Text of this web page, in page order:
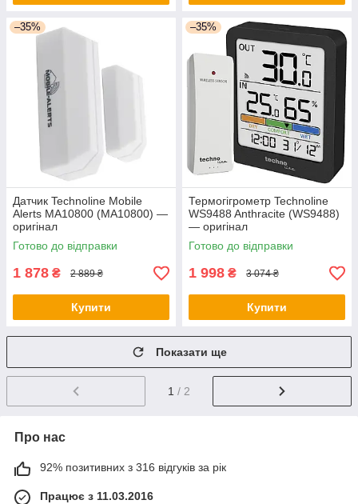
–35%
Датчик Technoline Mobile
Alerts MA10800 (MA10800) —
оригінал
Готово до відправки
1 878 ₴ 2 889 ₴
Купити
–35%
Термогігрометр Technoline
WS9488 Anthracite (WS9488)
— оригінал
Готово до відправки
1 998 ₴ 3 074 ₴
Купити
Показати ще
1 / 2
Про нас
92% позитивних з 316 відгуків за рік
Працює з 11.03.2016